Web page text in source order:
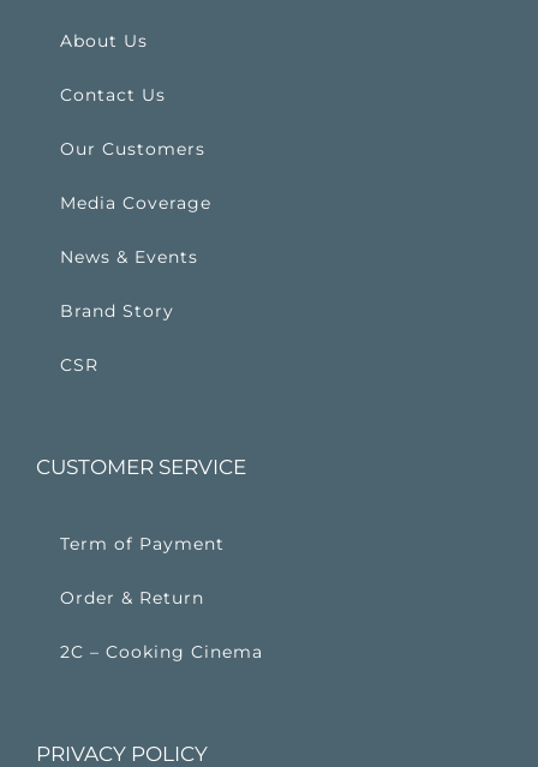
About Us
Contact Us
Our Customers
Media Coverage
News & Events
Brand Story
CSR
CUSTOMER SERVICE
Term of Payment
Order & Return
2C – Cooking Cinema
PRIVACY POLICY